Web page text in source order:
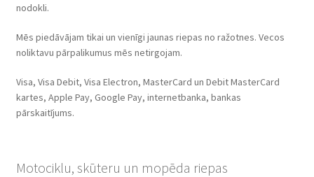
nodokli.
Mēs piedāvājam tikai un vienīgi jaunas riepas no ražotnes. Vecos
noliktavu pārpalikumus mēs netirgojam.
Visa, Visa Debit, Visa Electron, MasterCard un Debit MasterCard
kartes, Apple Pay, Google Pay, internetbanka, bankas
pārskaitījums.
Motociklu, skūteru un mopēda riepas